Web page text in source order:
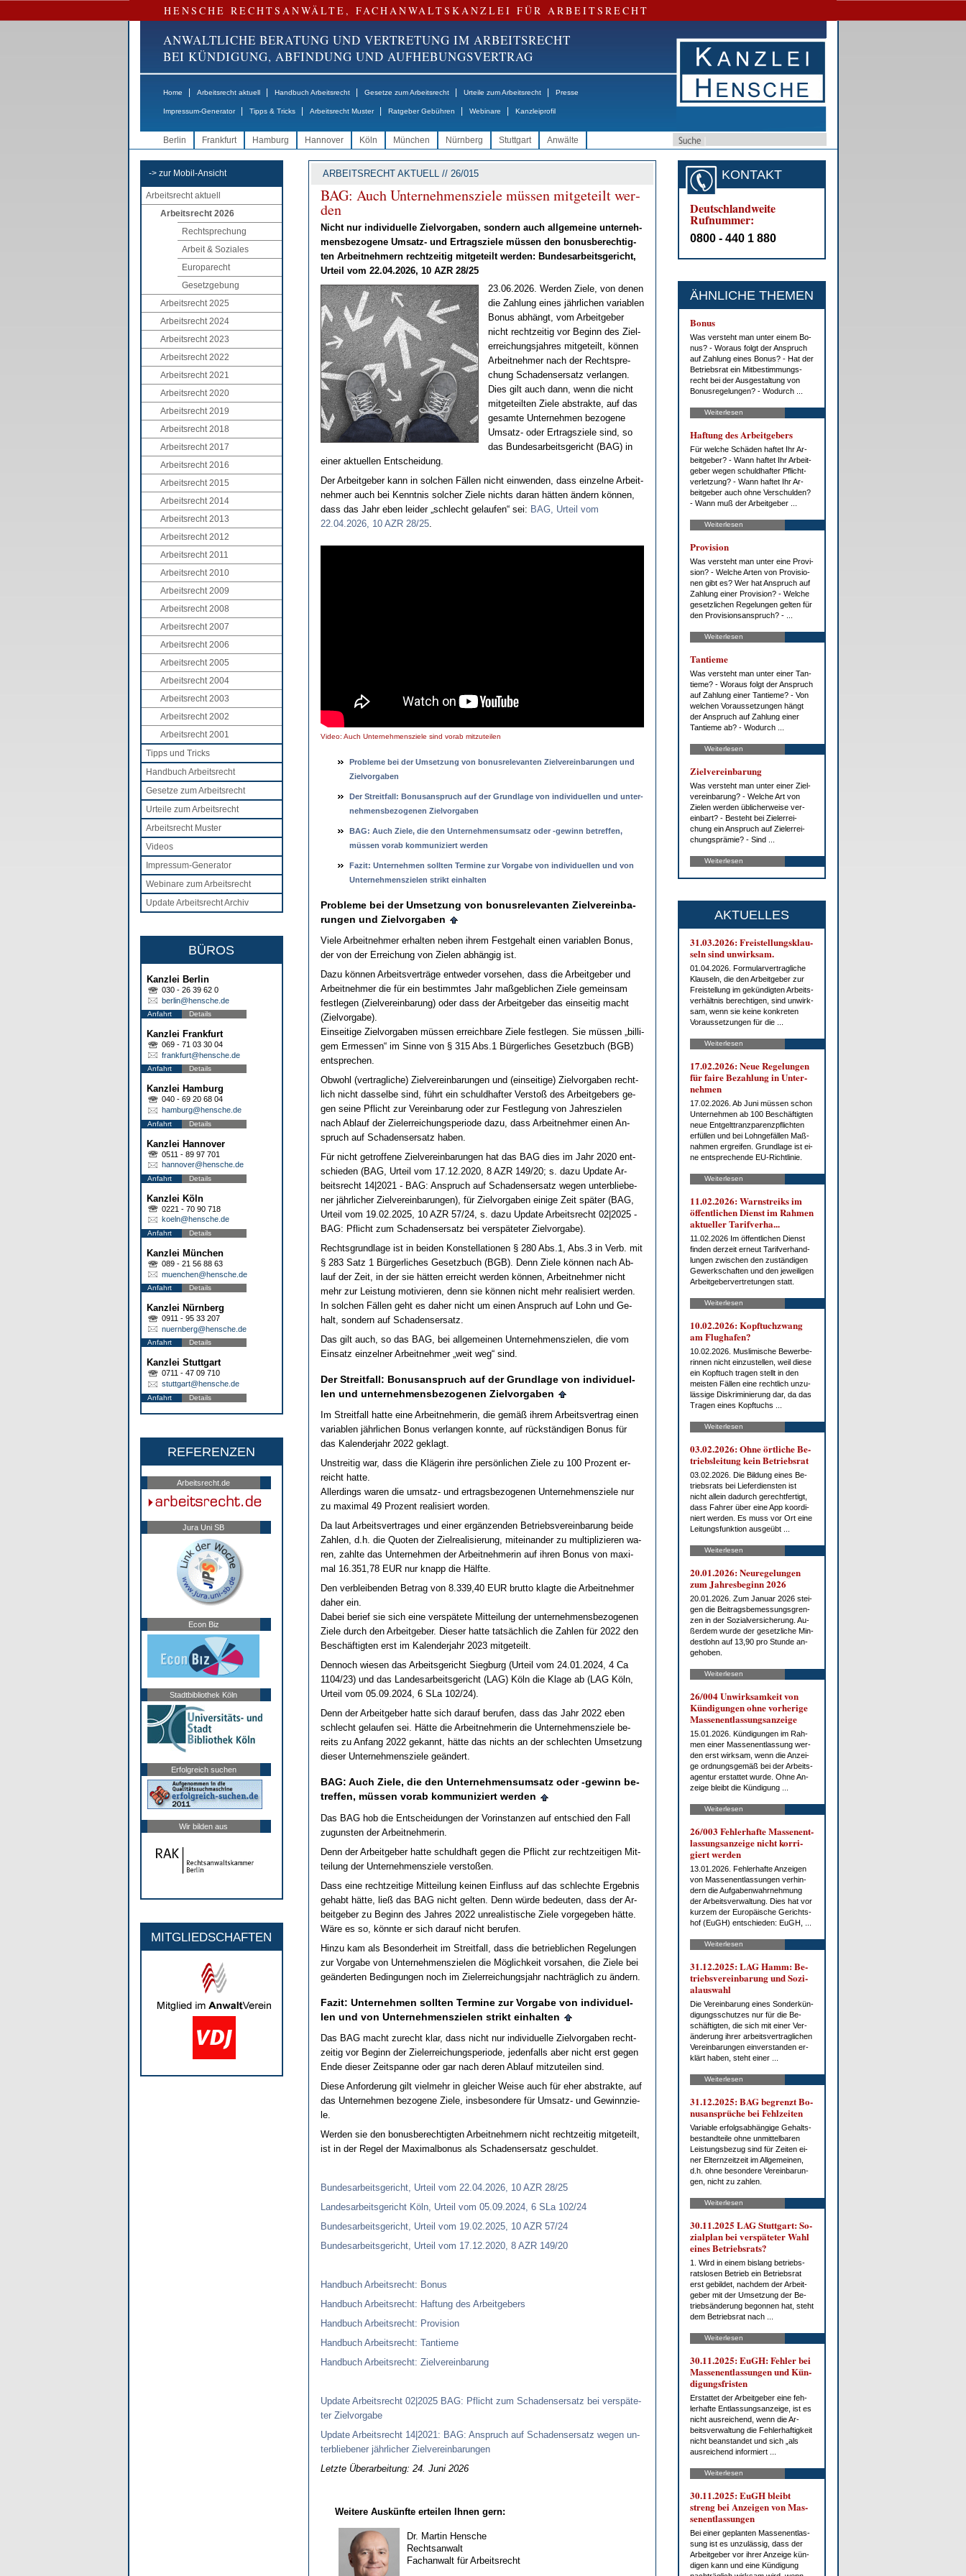
HENSCHE RECHTSANWÄLTE, FACHANWALTSKANZLEI FÜR ARBEITSRECHT
ANWALTLICHE BERATUNG UND VERTRETUNG IM ARBEITSRECHT
BEI KÜNDIGUNG, ABFINDUNG UND AUFHEBUNGSVERTRAG
Home Arbeitsrecht aktuell Handbuch Arbeitsrecht Gesetze zum Arbeitsrecht Urteile zum Arbeitsrecht Presse
Impressum-Generator Tipps & Tricks Arbeitsrecht Muster Ratgeber Gebühren Webinare Kanzleiprofil
Berlin Frankfurt Hamburg Hannover Köln München Nürnberg Stuttgart Anwälte
-> zur Mobil-Ansicht
Arbeitsrecht aktuell
Arbeitsrecht 2026
Rechtsprechung
Arbeit & Soziales
Europarecht
Gesetzgebung
Arbeitsrecht 2025
Arbeitsrecht 2024
Arbeitsrecht 2023
Arbeitsrecht 2022
Arbeitsrecht 2021
Arbeitsrecht 2020
Arbeitsrecht 2019
Arbeitsrecht 2018
Arbeitsrecht 2017
Arbeitsrecht 2016
Arbeitsrecht 2015
Arbeitsrecht 2014
Arbeitsrecht 2013
Arbeitsrecht 2012
Arbeitsrecht 2011
Arbeitsrecht 2010
Arbeitsrecht 2009
Arbeitsrecht 2008
Arbeitsrecht 2007
Arbeitsrecht 2006
Arbeitsrecht 2005
Arbeitsrecht 2004
Arbeitsrecht 2003
Arbeitsrecht 2002
Arbeitsrecht 2001
Tipps und Tricks
Handbuch Arbeitsrecht
Gesetze zum Arbeitsrecht
Urteile zum Arbeitsrecht
Arbeitsrecht Muster
Videos
Impressum-Generator
Webinare zum Arbeitsrecht
Update Arbeitsrecht Archiv
BÜROS
Kanzlei Berlin
030 - 26 39 62 0
berlin@hensche.de
Anfahrt Details
Kanzlei Frankfurt
069 - 71 03 30 04
frankfurt@hensche.de
Anfahrt Details
Kanzlei Hamburg
040 - 69 20 68 04
hamburg@hensche.de
Anfahrt Details
Kanzlei Hannover
0511 - 89 97 701
hannover@hensche.de
Anfahrt Details
Kanzlei Köln
0221 - 70 90 718
koeln@hensche.de
Anfahrt Details
Kanzlei München
089 - 21 56 88 63
muenchen@hensche.de
Anfahrt Details
Kanzlei Nürnberg
0911 - 95 33 207
nuernberg@hensche.de
Anfahrt Details
Kanzlei Stuttgart
0711 - 47 09 710
stuttgart@hensche.de
Anfahrt Details
REFERENZEN
Arbeitsrecht.de
Jura Uni SB
Econ Biz
Stadtbibliothek Köln
Erfolgreich suchen
Wir bilden aus
MITGLIEDSCHAFTEN
ARBEITSRECHT AKTUELL // 26/015
BAG: Auch Un­ter­neh­mens­zie­le müs­sen mit­ge­teilt wer­
den
Nicht nur in­di­vi­du­el­le Ziel­vor­ga­ben, son­dern auch all­ge­mei­ne un­ter­neh­
mens­be­zo­ge­ne Um­satz- und Er­trags­zie­le müs­sen den bo­nus­be­rech­tig­
ten Ar­beit­neh­mern recht­zei­tig mit­ge­teilt wer­den: Bun­des­ar­beits­ge­richt,
Ur­teil vom 22.04.2026, 10 AZR 28/25
23.06.2026. Wer­den Zie­le, von de­nen
die Zah­lung ei­nes jähr­li­chen va­ria­blen
Bo­nus ab­hängt, vom Ar­beit­ge­ber
nicht recht­zei­tig vor Be­ginn des Ziel­
er­rei­chungs­jah­res mit­ge­teilt, kön­nen
Ar­beit­neh­mer nach der Recht­spre­
chung Scha­dens­er­satz ver­lan­gen.
Dies gilt auch dann, wenn die nicht
mit­ge­teil­ten Zie­le abs­trak­te, auf das
ge­sam­te Un­ter­neh­men be­zo­ge­ne
Um­satz- oder Er­trags­zie­le sind, so
das Bun­des­ar­beits­ge­richt (BAG) in
ei­ner ak­tu­el­len Ent­schei­dung.
Der Ar­beit­ge­ber kann in sol­chen Fäl­len nicht ein­wen­den, dass ein­zel­ne Ar­beit­
neh­mer auch bei Kennt­nis sol­cher Zie­le nichts dar­an hät­ten än­dern kön­nen,
dass das Jahr eben lei­der „schlecht ge­lau­fen“ sei: BAG, Ur­teil vom
22.04.2026, 10 AZR 28/25.
Video: Auch Unternehmensziele sind vorab mitzuteilen
Pro­ble­me bei der Um­set­zung von bo­nus­re­le­van­ten Ziel­ver­ein­ba­run­gen und
Ziel­vor­ga­ben
Der Streit­fall: Bo­nus­an­spruch auf der Grund­la­ge von in­di­vi­du­el­len und un­ter­
neh­mens­be­zo­ge­nen Ziel­vor­ga­ben
BAG: Auch Zie­le, die den Un­ter­neh­mens­um­satz oder -ge­winn be­tref­fen,
müssen vor­ab kom­mu­ni­ziert wer­den
Fa­zit: Un­ter­neh­men soll­ten Ter­mi­ne zur Vor­ga­be von in­di­vi­du­el­len und von
Un­ter­neh­mens­zie­len strikt ein­hal­ten
Pro­ble­me bei der Um­set­zung von bo­nus­re­le­van­ten Ziel­ver­ein­ba­
run­gen und Ziel­vor­ga­ben
Vie­le Ar­beit­neh­mer er­hal­ten ne­ben ih­rem Fest­ge­halt ei­nen va­ria­blen Bo­nus,
der von der Er­rei­chung von Zie­len abhängig ist.
Da­zu können Ar­beits­verträge ent­we­der vor­se­hen, dass die Ar­beit­ge­ber und
Ar­beit­neh­mer die für ein be­stimm­tes Jahr maßgeb­li­chen Zie­le ge­mein­sam
fest­le­gen (Ziel­ver­ein­ba­rung) oder dass der Ar­beit­ge­ber das ein­sei­tig macht
(Ziel­vor­ga­be).
Ein­sei­ti­ge Ziel­vor­ga­ben müssen er­reich­ba­re Zie­le fest­le­gen. Sie müssen „bil­li­
gem Er­mes­sen“ im Sin­ne von § 315 Abs.1 Bürger­li­ches Ge­setz­buch (BGB)
ent­spre­chen.
Ob­wohl (ver­trag­li­che) Ziel­ver­ein­ba­run­gen und (ein­sei­ti­ge) Ziel­vor­ga­ben recht­
lich nicht das­sel­be sind, führt ein schuld­haf­ter Ver­s­toß des Ar­beit­ge­bers ge­
gen sei­ne Pflicht zur Ver­ein­ba­rung oder zur Fest­le­gung von Jah­res­zie­len
nach Ab­lauf der Ziel­er­rei­chungs­pe­ri­ode da­zu, dass Ar­beit­neh­mer ei­nen An­
spruch auf Scha­dens­er­satz ha­ben.
Für nicht ge­trof­fe­ne Ziel­ver­ein­ba­run­gen hat das BAG dies im Jahr 2020 ent­
schie­den (BAG, Ur­teil vom 17.12.2020, 8 AZR 149/20; s. da­zu Up­date Ar­
beits­recht 14|2021 - BAG: An­spruch auf Scha­dens­er­satz we­gen un­ter­blie­be­
ner jähr­li­cher Ziel­ver­ein­ba­run­gen), für Ziel­vor­ga­ben ei­ni­ge Zeit später (BAG,
Ur­teil vom 19.02.2025, 10 AZR 57/24, s. da­zu Up­date Ar­beits­recht 02|2025 -
BAG: Pflicht zum Scha­dens­er­satz bei ver­späte­ter Ziel­vor­ga­be).
Rechts­grund­la­ge ist in bei­den Kon­stel­la­tio­nen § 280 Abs.1, Abs.3 in Verb. mit
§ 283 Satz 1 Bürger­li­ches Ge­setz­buch (BGB). Denn Zie­le können nach Ab­
lauf der Zeit, in der sie hätten er­reicht wer­den können, Ar­beit­neh­mer nicht
mehr zur Leis­tung mo­ti­vie­ren, denn sie können nicht mehr rea­li­siert wer­den.
In sol­chen Fällen geht es da­her nicht um ei­nen An­spruch auf Lohn und Ge­
halt, son­dern auf Scha­dens­er­satz.
Das gilt auch, so das BAG, bei all­ge­mei­nen Un­ter­neh­mens­zie­len, die vom
Ein­satz ein­zel­ner Ar­beit­neh­mer „weit weg“ sind.
Der Streit­fall: Bo­nus­an­spruch auf der Grund­la­ge von in­di­vi­du­el­
len und un­ter­neh­mens­be­zo­ge­nen Ziel­vor­ga­ben
Im Streit­fall hat­te ei­ne Ar­beit­neh­me­rin, die gemäß ih­rem Ar­beits­ver­trag ei­nen
va­ria­blen jähr­li­chen Bo­nus ver­lan­gen konn­te, auf rückständi­gen Bo­nus für
das Ka­len­der­jahr 2022 ge­klagt.
Un­strei­tig war, dass die Kläge­rin ih­re persönli­chen Zie­le zu 100 Pro­zent er­
reicht hat­te.
Al­ler­dings wa­ren die um­satz- und er­trags­be­zo­ge­nen Un­ter­neh­mens­zie­le nur
zu ma­xi­mal 49 Pro­zent rea­li­siert wor­den.
Da laut Ar­beits­ver­tra­ges und ei­ner ergänzen­den Be­triebs­ver­ein­ba­rung bei­de
Zah­len, d.h. die Quo­ten der Ziel­rea­li­sie­rung, mit­ein­an­der zu mul­ti­pli­zie­ren wa­
ren, zahl­te das Un­ter­neh­men der Ar­beit­neh­me­rin auf ih­ren Bo­nus von ma­xi­
mal 16.351,78 EUR nur knapp die Hälf­te.
Den ver­blei­ben­den Be­trag von 8.339,40 EUR brut­to klag­te die Ar­beit­neh­mer
da­her ein.
Da­bei be­rief sie sich ei­ne ver­späte­te Mit­tei­lung der un­ter­neh­mens­be­zo­ge­nen
Zie­le durch den Ar­beit­ge­ber. Die­ser hat­te tatsächlich die Zah­len für 2022 den
Beschäftig­ten erst im Ka­len­der­jahr 2023 mit­ge­teilt.
Den­noch wie­sen das Ar­beits­ge­richt Sieg­burg (Ur­teil vom 24.01.2024, 4 Ca
1104/23) und das Lan­des­ar­beits­ge­richt (LAG) Köln die Kla­ge ab (LAG Köln,
Ur­teil vom 05.09.2024, 6 SLa 102/24).
Denn der Ar­beit­ge­ber hat­te sich dar­auf be­ru­fen, dass das Jahr 2022 eben
schlecht ge­lau­fen sei. Hätte die Ar­beit­neh­me­rin die Un­ter­neh­mens­zie­le be­
reits zu An­fang 2022 ge­kannt, hätte das nichts an der schlech­ten Um­set­zung
die­ser Un­ter­neh­mens­zie­le geändert.
BAG: Auch Zie­le, die den Un­ter­neh­mens­um­satz oder -ge­winn be­
tref­fen, müssen vor­ab kom­mu­ni­ziert wer­den
Das BAG hob die Ent­schei­dun­gen der Vor­in­stan­zen auf ent­schied den Fall
zu­guns­ten der Ar­beit­neh­me­rin.
Denn der Ar­beit­ge­ber hat­te schuld­haft ge­gen die Pflicht zur recht­zei­ti­gen Mit­
tei­lung der Un­ter­neh­mens­zie­le ver­s­toßen.
Dass ei­ne recht­zei­ti­ge Mit­tei­lung kei­nen Ein­fluss auf das schlech­te Er­geb­nis
ge­habt hätte, ließ das BAG nicht gel­ten. Denn würde be­deu­ten, dass der Ar­
beit­ge­ber zu Be­ginn des Jah­res 2022 un­rea­lis­ti­sche Zie­le vor­ge­ge­ben hätte.
Wäre es so, könn­te er sich dar­auf nicht be­ru­fen.
Hin­zu kam als Be­son­der­heit im Streit­fall, dass die be­trieb­li­chen Re­ge­lun­gen
zur Vor­ga­be von Un­ter­neh­mens­zie­len die Möglich­keit vor­sa­hen, die Zie­le bei
geänder­ten Be­din­gun­gen noch im Ziel­er­rei­chungs­jahr nachträglich zu ändern.
Fa­zit: Un­ter­neh­men soll­ten Ter­mi­ne zur Vor­ga­be von in­di­vi­du­el­
len und von Un­ter­neh­mens­zie­len strikt ein­hal­ten
Das BAG macht zu­recht klar, dass nicht nur in­di­vi­du­el­le Ziel­vor­ga­ben recht­
zei­tig vor Be­ginn der Ziel­er­rei­chungs­pe­ri­ode, je­den­falls aber nicht erst ge­gen
En­de die­ser Zeit­span­ne oder gar nach de­ren Ab­lauf mit­zu­tei­len sind.
Die­se An­for­de­rung gilt viel­mehr in glei­cher Wei­se auch für eher abs­trak­te, auf
das Un­ter­neh­men be­zo­ge­ne Zie­le, ins­be­son­de­re für Um­satz- und Ge­winn­zie­
le.
Wer­den sie den bo­nus­be­rech­tig­ten Ar­beit­neh­mern nicht recht­zei­tig mit­ge­teilt,
ist in der Re­gel der Ma­xi­mal­bo­nus als Scha­dens­er­satz ge­schul­det.
Bun­des­ar­beits­ge­richt, Ur­teil vom 22.04.2026, 10 AZR 28/25
Lan­des­ar­beits­ge­richt Köln, Ur­teil vom 05.09.2024, 6 SLa 102/24
Bun­des­ar­beits­ge­richt, Ur­teil vom 19.02.2025, 10 AZR 57/24
Bun­des­ar­beits­ge­richt, Ur­teil vom 17.12.2020, 8 AZR 149/20
Hand­buch Ar­beits­recht: Bo­nus
Hand­buch Ar­beits­recht: Haf­tung des Ar­beit­ge­bers
Hand­buch Ar­beits­recht: Pro­vi­si­on
Hand­buch Ar­beits­recht: Tan­tie­me
Hand­buch Ar­beits­recht: Ziel­ver­ein­ba­rung
Up­date Ar­beits­recht 02|2025 BAG: Pflicht zum Scha­dens­er­satz bei ver­späte­
ter Ziel­vor­ga­be
Up­date Ar­beits­recht 14|2021: BAG: An­spruch auf Scha­dens­er­satz we­gen un­
ter­blie­be­ner jähr­li­cher Ziel­ver­ein­ba­run­gen
Letzte Überarbeitung: 24. Juni 2026
Weitere Auskünfte erteilen Ihnen gern:
Dr. Martin Hensche
Rechtsanwalt
Fachanwalt für Arbeitsrecht
KONTAKT
Deutschlandweite
Rufnummer:
0800 - 440 1 880
ÄHNLICHE THEMEN
Bo­nus
Was ver­steht man un­ter ei­nem Bo­
nus? - Wor­aus folgt der An­spruch
auf Zah­lung ei­nes Bo­nus? - Hat der
Be­triebs­rat ein Mit­be­stim­mungs­
recht bei der Aus­ge­stal­tung von
Bo­nus­re­ge­lun­gen? - Wo­durch ...
Weiterlesen
Haf­tung des Ar­beit­ge­bers
Für wel­che Schä­den haf­tet Ihr Ar­
beit­ge­ber? - Wann haf­tet Ihr Ar­beit­
ge­ber we­gen schuld­haf­ter Pflicht­
ver­let­zung? - Wann haf­tet Ihr Ar­
beit­ge­ber auch oh­ne Ver­schul­den?
- Wann muß der Ar­beit­ge­ber ...
Weiterlesen
Pro­vi­si­on
Was ver­steht man un­ter ei­ne Pro­vi­
si­on? - Wel­che Ar­ten von Pro­vi­sio­
nen gibt es? Wer hat An­spruch auf
Zah­lung ei­ner Pro­vi­si­on? - Wel­che
ge­setz­li­chen Re­ge­lun­gen gel­ten für
den Pro­vi­si­ons­an­spruch? - ...
Weiterlesen
Tan­tie­me
Was ver­steht man un­ter ei­ner Tan­
tie­me? - Wor­aus folgt der An­spruch
auf Zah­lung ei­ner Tan­tie­me? - Von
wel­chen Vor­aus­set­zun­gen hängt
der An­spruch auf Zah­lung ei­ner
Tan­tie­me ab? - Wo­durch ...
Weiterlesen
Ziel­ver­ein­ba­rung
Was ver­steht man un­ter ei­ner Ziel­
ver­ein­ba­rung? - Wel­che Art von
Zie­len wer­den üb­li­cher­wei­se ver­
ein­bart? - Be­steht bei Ziel­er­rei­
chung ein An­spruch auf Ziel­er­rei­
chungs­prä­mie? - Sind ...
Weiterlesen
AKTUELLES
31.03.2026: Frei­stel­lungs­klau­
seln sind un­wirk­sam.
01.04.2026. For­mu­lar­ver­trag­li­che
Klau­seln, die den Ar­beit­ge­ber zur
Frei­stel­lung im ge­kün­dig­ten Ar­beits­
ver­hält­nis be­rech­ti­gen, sind un­wirk­
sam, wenn sie kei­ne kon­kre­ten
Vor­aus­set­zun­gen für die ...
Weiterlesen
17.02.2026: Neue Re­ge­lun­gen
für fai­re Be­zah­lung in Un­ter­
neh­men
17.02.2026. Ab Ju­ni müs­sen schon
Un­ter­neh­men ab 100 Be­schäf­tig­ten
neue Ent­gelt­tranz­pa­renz­pflich­ten
er­fül­len und bei Lohn­ge­fäl­len Maß­
nah­men er­grei­fen. Grund­la­ge ist ei­
ne ent­spre­chen­de EU-Richt­li­nie.
Weiterlesen
11.02.2026: Warn­streiks im
öf­fent­li­chen Dienst im Rah­men
ak­tu­el­ler Ta­rif­ver­ha...
11.02.2026 Im öf­fent­li­chen Dienst
fin­den der­zeit er­neut Ta­rif­ver­hand­
lun­gen zwi­schen den zu­stän­di­gen
Ge­werk­schaf­ten und den je­wei­li­gen
Ar­beit­ge­ber­ver­tre­tun­gen statt.
Weiterlesen
10.02.2026: Kopf­tuch­zwang
am Flug­ha­fen?
10.02.2026. Mus­li­mi­sche Be­wer­be­
rin­nen nicht ein­zu­stel­len, weil die­se
ein Kopf­tuch tra­gen stellt in den
meis­ten Fäl­len ei­ne recht­lich un­zu­
läs­si­ge Dis­kri­mi­nie­rung dar, da das
Tra­gen ei­nes Kopf­tuchs ...
Weiterlesen
03.02.2026: Oh­ne ört­li­che Be­
triebs­lei­tung kein Be­triebs­rat
03.02.2026. Die Bil­dung ei­nes Be­
triebs­rats bei Lie­fer­diens­ten ist
nicht al­lein da­durch ge­recht­fer­tigt,
dass Fah­rer über ei­ne App ko­or­di­
niert wer­den. Es muss vor Ort ei­ne
Lei­tungs­funk­ti­on aus­ge­übt ...
Weiterlesen
20.01.2026: Neu­re­ge­lun­gen
zum Jah­res­be­ginn 2026
20.01.2026. Zum Ja­nu­ar 2026 stei­
gen die Bei­trags­be­mes­sungs­gren­
zen in der So­zi­al­ver­si­che­rung. Au­
ßer­dem wur­de der ge­setz­li­che Min­
dest­lohn auf 13,90 pro St­un­de an­
ge­ho­ben.
Weiterlesen
26/004 Un­wirk­sam­keit von
Kün­di­gun­gen oh­ne vor­he­ri­ge
Mas­sen­ent­las­sungs­an­zei­ge
15.01.2026. Kün­di­gun­gen im Rah­
men ei­ner Mas­sen­ent­las­sung wer­
den erst wirk­sam, wenn die An­zei­
ge ord­nungs­ge­mäß bei der Ar­beits­
agen­tur er­stat­tet wur­de. Oh­ne An­
zei­ge bleibt die Kün­di­gung ...
Weiterlesen
26/003 Feh­ler­haf­te Mas­sen­ent­
las­sungs­an­zei­ge nicht kor­ri­
giert wer­den
13.01.2026. Feh­ler­haf­te An­zei­gen
von Mas­sen­ent­las­sun­gen ver­hin­
dern die Auf­ga­ben­wahr­neh­mung
der Ar­beits­ver­wal­tung. Dies hat vor
kur­zem der Eu­ro­päi­sche Ge­richts­
hof (EuGH) ent­schie­den: EuGH, ...
Weiterlesen
31.12.2025: LAG Hamm: Be­
triebs­ver­ein­ba­rung und So­zi­
al­aus­wahl
Die Ver­ein­ba­rung ei­nes Son­der­kün­
di­gungs­schut­zes nur für die Be­
schäf­tig­ten, die sich mit ei­ner Ver­
än­de­rung ih­rer ar­beits­ver­trag­li­chen
Ver­ein­ba­run­gen ein­ver­stan­den er­
klärt ha­ben, steht ei­ner ...
Weiterlesen
31.12.2025: BAG be­grenzt Bo­
nus­an­sprü­che bei Fehl­zei­ten
Va­ria­ble er­folgs­ab­hän­gi­ge Ge­halts­
be­stand­tei­le oh­ne un­mit­tel­ba­ren
Leis­tungs­be­zug sind für Zei­ten ei­
ner El­tern­zeit­zeit im All­ge­mei­nen,
d.h. oh­ne be­son­de­re Ver­ein­ba­run­
gen, nicht zu zah­len.
Weiterlesen
30.11.2025 LAG Stutt­gart: So­
zi­al­plan bei ver­spä­te­ter Wahl
ei­nes Be­triebs­rats?
1. Wird in ei­nem bis­lang be­triebs­
rats­lo­sen Be­trieb ein Be­triebs­rat
erst ge­bil­det, nach­dem der Ar­beit­
ge­ber mit der Um­set­zung der Be­
trieb­s­än­de­rung be­gon­nen hat, steht
dem Be­triebs­rat nach ...
Weiterlesen
30.11.2025: EuGH: Feh­ler bei
Mas­sen­ent­las­sun­gen und Kün­
di­gungs­fris­ten
Er­stat­tet der Ar­beit­ge­ber ei­ne feh­
ler­haf­te Ent­las­sungs­an­zei­ge, ist es
nicht aus­rei­chend, wenn die Ar­
beits­ver­wal­tung die Feh­ler­haf­tig­keit
nicht be­an­stan­det und sich „als
aus­rei­chend in­for­miert ...
Weiterlesen
30.11.2025: EuGH bleibt
streng bei An­zei­gen von Mas­
sen­ent­las­sun­gen
Bei ei­ner ge­plan­ten Mas­sen­ent­las­
sung ist es un­zu­läs­sig, dass der
Ar­beit­ge­ber vor ih­rer An­zei­ge kün­
di­gen kann und ei­ne Kün­di­gung